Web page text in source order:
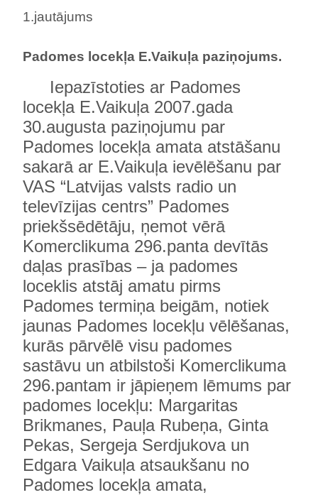
1.jautājums
Padomes locekļa E.Vaikuļa paziņojums.
Iepazīstoties ar Padomes
locekļa E.Vaikuļa 2007.gada
30.augusta paziņojumu par
Padomes locekļa amata atstāšanu
sakarā ar E.Vaikuļa ievēlēšanu par
VAS “Latvijas valsts radio un
televīzijas centrs” Padomes
priekšsēdētāju, ņemot vērā
Komerclikuma 296.panta devītās
daļas prasības – ja padomes
loceklis atstāj amatu pirms
Padomes termiņa beigām, notiek
jaunas Padomes locekļu vēlēšanas,
kurās pārvēlē visu padomes
sastāvu un atbilstoši Komerclikuma
296.pantam ir jāpieņem lēmums par
padomes locekļu: Margaritas
Brikmanes, Pauļa Rubeņa, Ginta
Pekas, Sergeja Serdjukova un
Edgara Vaikuļa atsaukšanu no
Padomes locekļa amata,